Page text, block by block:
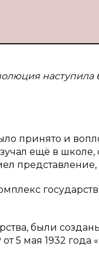
принято и
ещё в школе,
представление,
были
5 мая 1932 года